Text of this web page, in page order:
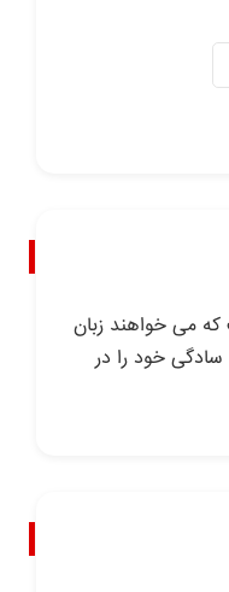
می خواهند زبان
سادگی خود را در